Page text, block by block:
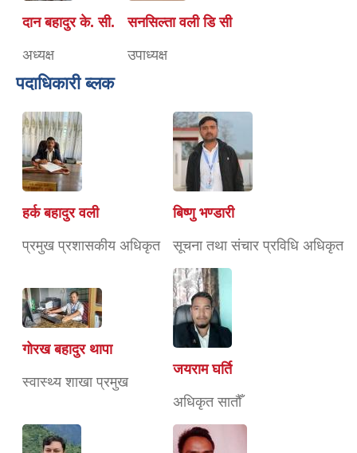
दान बहादुर के. सी.
अध्यक्ष
सनसिल्ता वली डि सी
उपाध्यक्ष
पदाधिकारी ब्लक
हर्क बहादुर वली
प्रमुख प्रशासकीय अधिकृत
बिष्णु भण्डारी
सूचना तथा संचार प्रविधि अधिकृत
गोरख बहादुर थापा
स्वास्थ्य शाखा प्रमुख
जयराम घर्ति
अधिकृत सातौँ